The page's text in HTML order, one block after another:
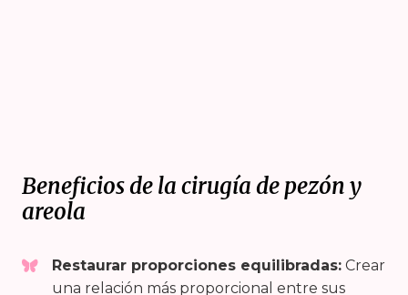
Beneficios de la cirugía de pezón y
areola
Restaurar proporciones equilibradas: Crear
una relación más proporcional entre sus